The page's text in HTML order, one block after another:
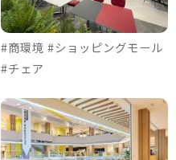
#商環境 #ショッピングモール
#チェア